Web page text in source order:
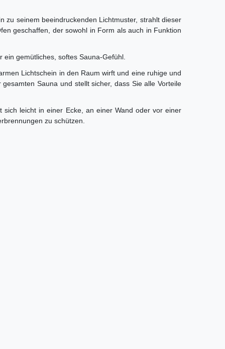
zu seinem beeindruckenden Lichtmuster, strahlt dieser
geschaffen, der sowohl in Form als auch in Funktion
ein gemütliches, softes Sauna-Gefühl.
Lichtschein in den Raum wirft und eine ruhige und
Sauna und stellt sicher, dass Sie alle Vorteile
leicht in einer Ecke, an einer Wand oder vor einer
zu schützen.